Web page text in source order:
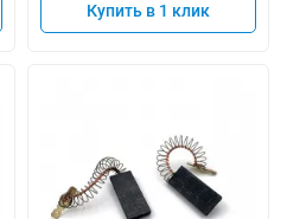
Купить в 1 клик